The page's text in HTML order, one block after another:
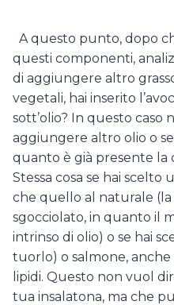
A questo punto, dopo
questi componenti,
di aggiungere altro
vegetali, hai inserito
sott’olio? In questo caso
aggiungere altro olio o
quanto è già presente la
Stessa cosa se hai
che quello al naturale
sgocciolato, in quanto il
intrinso di olio) o se hai
tuorlo) o salmone,
lipidi. Questo non vuol
tua insalatona, ma che